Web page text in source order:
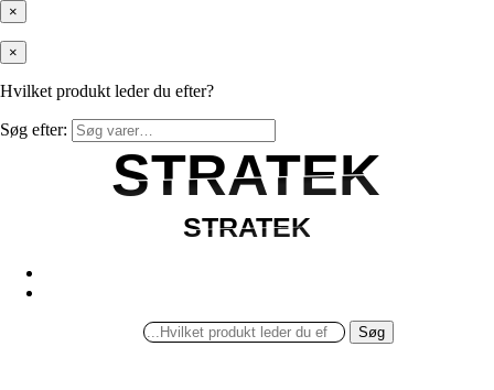
×
×
Hvilket produkt leder du efter?
Søg efter:
STRATEK
STRATEK
STRATEK
STRATEK
Søg